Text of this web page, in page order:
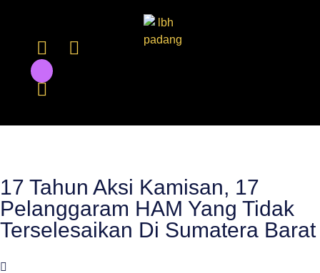
17 Tahun Aksi Kamisan, 17
Pelanggaram HAM Yang Tidak
Terselesaikan Di Sumatera Barat